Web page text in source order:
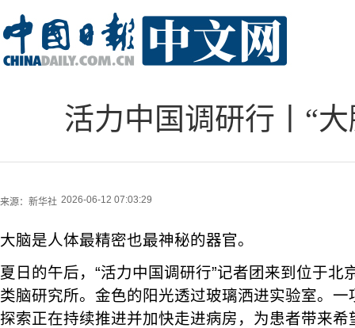
活力中国调研行丨“
来源： 新华社 2026-06-12 07:03:29
大脑是人体最精密也最神秘的器官。
夏日的午后，“活力中国调研行”记者团来到位于北
类脑研究所。金色的阳光透过玻璃洒进实验室。
探索正在持续推进并加快走进病房，为患者带来希